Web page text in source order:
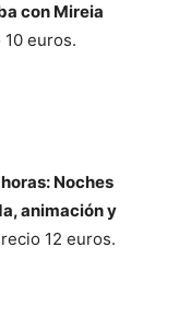
con Mireia
euros.
: Noches
animación y
12 euros.